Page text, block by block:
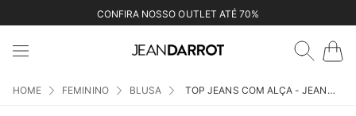
CONFIRA NOSSO OUTLET ATÉ 70%
FEMININO BLUSA TOP JEANS COM ALÇA - JEANS BLACK